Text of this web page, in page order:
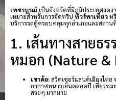
เพชรบูรณ์เป็นจังหวัดที่มีภูมิประเทศงดง
เหมาะสำหรับการจัดทริป ทัวร์พาเที่ยวห
บริการรถตู้ครอบคลุมทุกอำเภอและสถาน
1. เส้นทางสายธ
หมอก (Nature &
เขาค้อ:สวิตเซอร์แลนด์เมืองไท
อากาศหนาวเย็นตลอดปี เที่ยวช
สวยๆ มากมาย